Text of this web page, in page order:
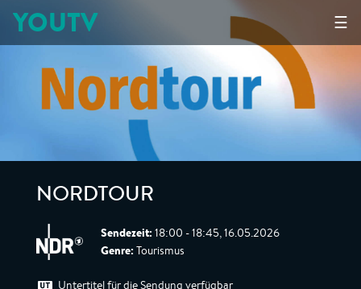
☰
YOUTV
NORDTOUR
Sendezeit: 18:00 - 18:45, 16.05.2026
Genre: Tourismus
Untertitel für die Sendung verfügbar